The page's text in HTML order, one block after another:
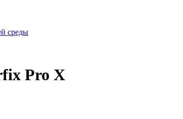
среды
Pro X